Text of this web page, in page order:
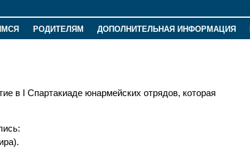
РОДИТЕЛЯМ ДОПОЛНИТЕЛЬНАЯ ИНФОРМАЦИЯ
в I Спартакиаде юнармейских отрядов, которая